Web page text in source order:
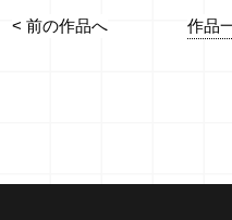
< 前の作品へ 作品